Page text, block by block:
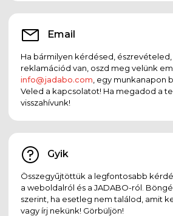
Email
Ha bármilyen kérdésed,
reklamációd van, oszd meg velünk
info@jadabo.com , egy munkanapon
Veled a kapcsolatot! Ha megadod a
visszahívunk!
Gyik
Összegyűjtöttük a legfontosabb
a weboldalról és a JADABO-ról.
szerint, ha esetleg nem találod, amit
vagy írj nekünk! Görbüljön!